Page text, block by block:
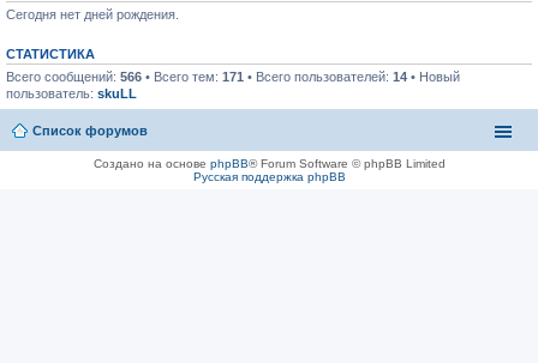
Сегодня нет дней рождения.
СТАТИСТИКА
Всего сообщений: 566 • Всего тем: 171 • Всего пользователей: 14 • Новый
пользователь: skuLL
Список форумов
Создано на основе phpBB® Forum Software © phpBB Limited
Русская поддержка phpBB